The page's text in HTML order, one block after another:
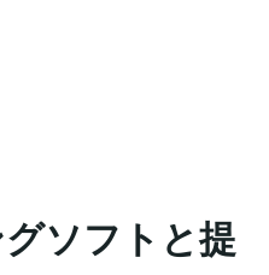
ソフトと提